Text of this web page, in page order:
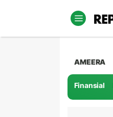
AMEERA
Finansial